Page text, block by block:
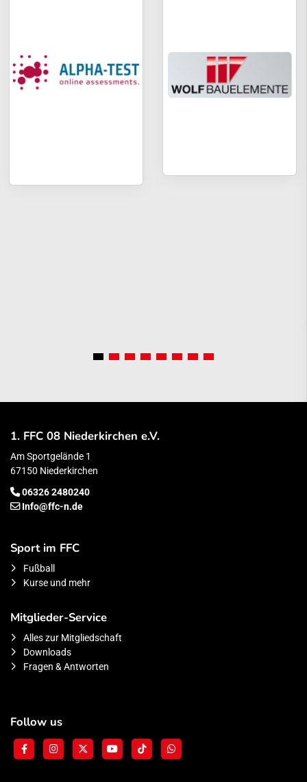
1. FFC 08 Niederkirchen e.V.
Am Sportgelände 1
67150 Niederkirchen
06326 2480240
Info@ffc-n.de
Sport im FFC
Fußball
Kurse und mehr
Mitglieder-Service
Alles zur Mitgliedschaft
Downloads
Fragen & Antworten
Follow us